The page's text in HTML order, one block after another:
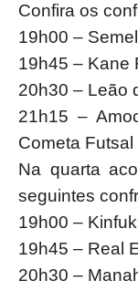
Confira os
19h00 –
19h45 – Kane
20h30 – Leão
21h15 –
Cometa Futsal
Na quarta
seguintes
19h00 –
19h45 – Real
20h30 –